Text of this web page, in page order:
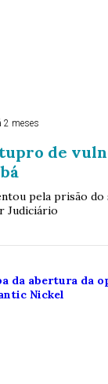
2 meses
de
pela prisão
Judiciário